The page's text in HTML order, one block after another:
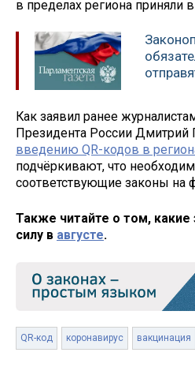
в пределах региона приняли
Как заявил ранее
Президента России Дмитрий
введению QR-кодов в
подчёркивают, что
соответствующие законы на
Также читайте о том, какие
силу в августе.
QR-код коронавирус вакцинация